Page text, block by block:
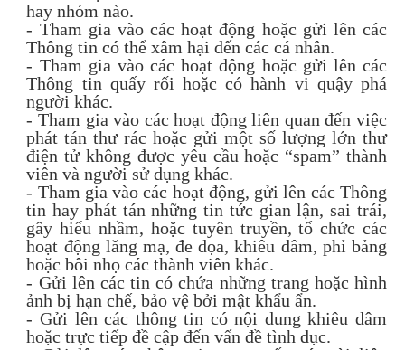
hay nhóm nào.
- Tham gia vào các hoạt động hoặc gửi lên các
Thông tin có thể xâm hại đến các cá nhân.
- Tham gia vào các hoạt động hoặc gửi lên các
Thông tin quấy rối hoặc có hành vi quậy phá
người khác.
- Tham gia vào các hoạt động liên quan đến việc
phát tán thư rác hoặc gửi một số lượng lớn thư
điện tử không được yêu cầu hoặc “spam” thành
viên và người sử dụng khác.
- Tham gia vào các hoạt động, gửi lên các Thông
tin hay phát tán những tin tức gian lận, sai trái,
gây hiểu nhầm, hoặc tuyên truyền, tổ chức các
hoạt động lăng mạ, đe dọa, khiêu dâm, phỉ bảng
hoặc bôi nhọ các thành viên khác.
- Gửi lên các tin có chứa những trang hoặc hình
ảnh bị hạn chế, bảo vệ bởi mật khẩu ẩn.
- Gửi lên các thông tin có nội dung khiêu dâm
hoặc trực tiếp đề cập đến vấn đề tình dục.